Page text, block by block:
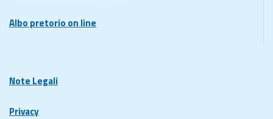
Albo pretorio on line
Note Legali
Privacy